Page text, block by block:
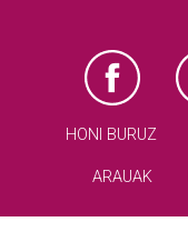
HONI BURUZ
ARAUAK